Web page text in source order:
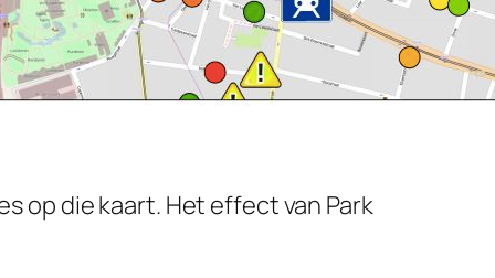
op die kaart. Het effect van Park